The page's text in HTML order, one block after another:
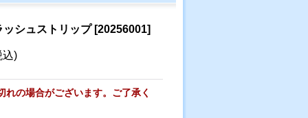
シュストリップ [20256001]
込)
の場合がございます。ご了承く